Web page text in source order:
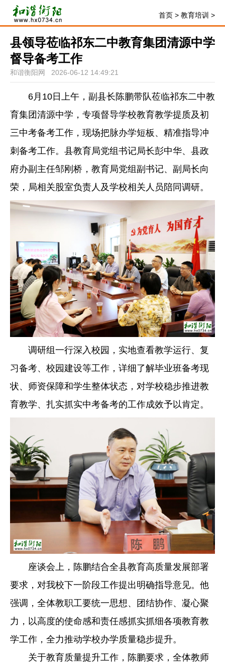
首页 > 教育培训 >
县领导莅临祁东二中教育集团清源中学
督导备考工作
和谐衡阳网 2026-06-12 14:49:21
6月10日上午，副县长陈鹏带队莅临祁东二中教
育集团清源中学，专项督导学校教育教学提质及初
三中考备考工作，现场把脉办学短板、精准指导冲
刺备考工作。县教育局党组书记局长彭中华、县政
府办副主任邹刚桥，教育局党组副书记、副局长向
荣，局相关股室负责人及学校相关人员陪同调研。
调研组一行深入校园，实地查看教学运行、复
习备考、校园建设等工作，详细了解毕业班备考现
状、师资保障和学生整体状态，对学校稳步推进教
育教学、扎实抓实中考备考的工作成效予以肯定。
座谈会上，陈鹏结合全县教育高质量发展部署
要求，对我校下一阶段工作提出明确指导意见。他
强调，全体教职工要统一思想、团结协作、凝心聚
力，以高度的使命感和责任感抓实抓细各项教育教
学工作，全力推动学校办学质量稳步提升。
关于教育质量提升工作，陈鹏要求，全体教师